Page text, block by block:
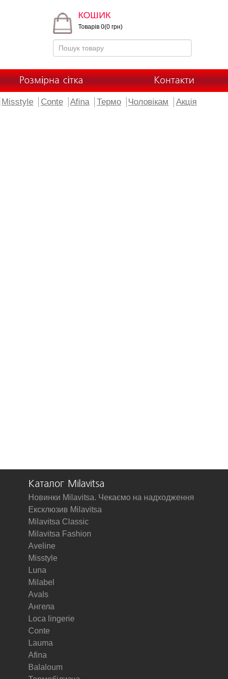
КОШИК
Товарів 0(0 грн)
Розмірна сітка Контакти
Misstyle Conte Afina Термо Чоловікам Акція
Каталог Milavitsa
Новинки Milavitsa. Чекаємо на надходження
Ексклюзив Milavitsa
Milavitsa Classic
Milavitsa Fashion
Aveline
Misstyle
Luna
Milabel
Avals
Ангела
Loca lingerie
Conte
Lauma
Afina
Balaloum